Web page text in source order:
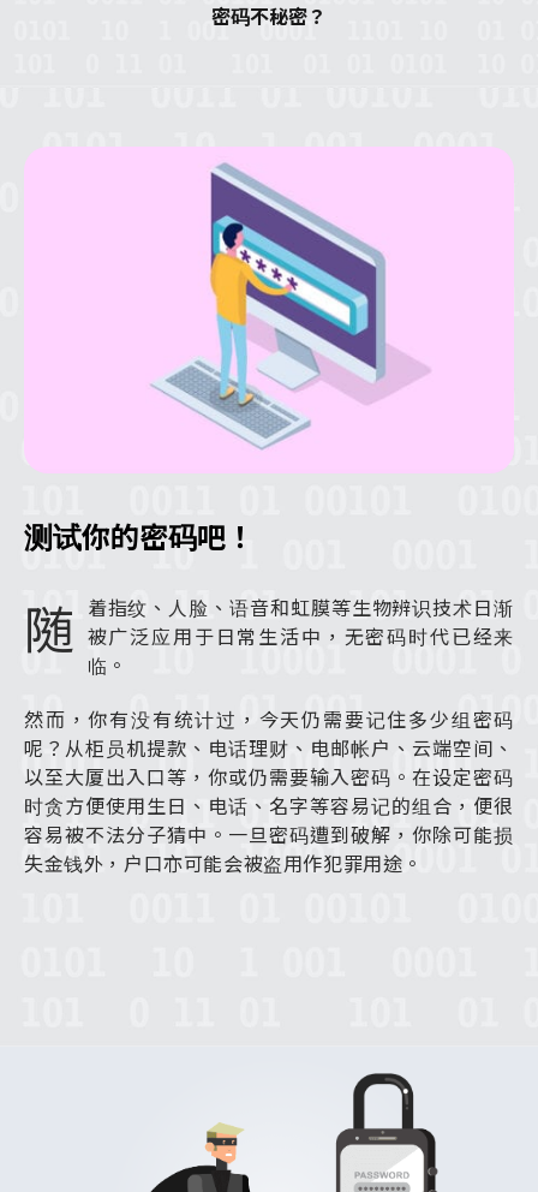
密码不秘密？
测试你的密码吧！
随 着指纹、人脸、语音和虹膜等生物辨识技术日渐
被广泛应用于日常生活中，无密码时代已经来
临。
然而，你有没有统计过，今天仍需要记住多少组密码
呢？从柜员机提款、电话理财、电邮帐户、云端空间、
以至大厦出入口等，你或仍需要输入密码。在设定密码
时贪方便使用生日、电话、名字等容易记的组合，便很
容易被不法分子猜中。一旦密码遭到破解，你除可能损
失金钱外，户口亦可能会被盗用作犯罪用途。